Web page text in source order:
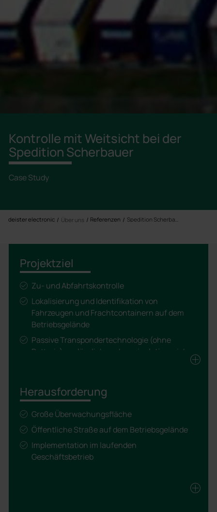
Kontrolle mit Weitsicht bei der
Spedition Scherbauer
Case Study
deister electronic Über uns Referenzen Spedition Scherbauer
Projektziel
Zu- und Abfahrtskontrolle
Lokalisierung und Identifikation von
Fahrzeugen und Frachtcontainern auf dem
Betriebsgelände
Passive Transpondertechnologie (ohne
Batterie), verlässlich und manipulationssicher
Herausforderung
Große Überwachungsfläche
Öffentliche Straße auf dem Betriebsgelände
Implementation im laufenden
Geschäftsbetrieb